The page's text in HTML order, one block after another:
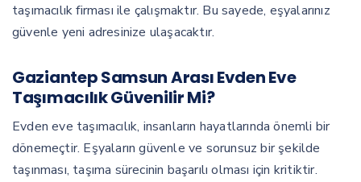
taşımacılık firması ile çalışmaktır. Bu sayede, eşyalarınız
güvenle yeni adresinize ulaşacaktır.
Gaziantep Samsun Arası Evden Eve
Taşımacılık Güvenilir Mi?
Evden eve taşımacılık, insanların hayatlarında önemli bir
dönemeçtir. Eşyaların güvenle ve sorunsuz bir şekilde
taşınması, taşıma sürecinin başarılı olması için kritiktir.